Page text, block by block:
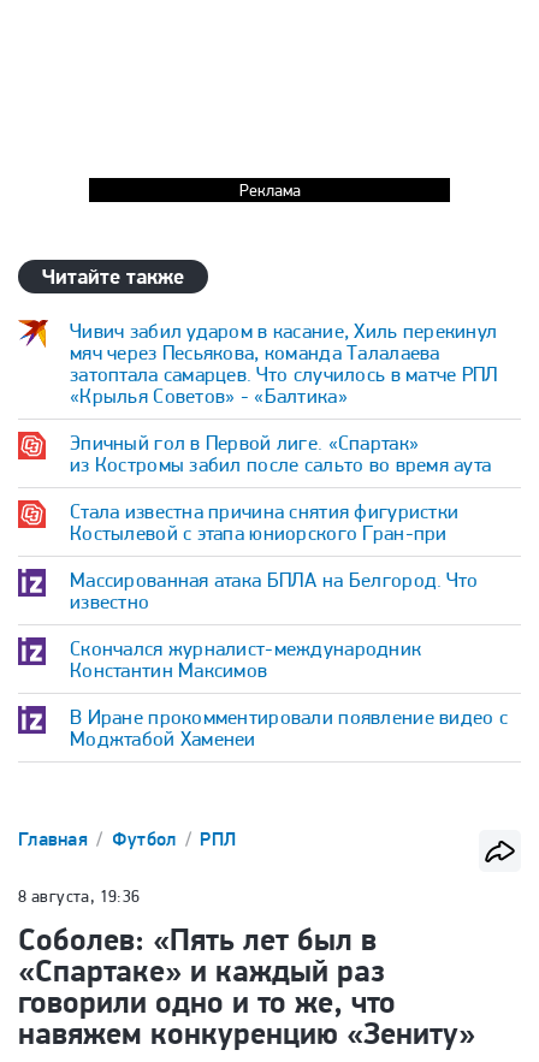
Реклама
Читайте также
Чивич забил ударом в касание, Хиль перекинул
мяч через Песьякова, команда Талалаева
затоптала самарцев. Что случилось в матче РПЛ
«Крылья Советов» - «Балтика»
Эпичный гол в Первой лиге. «Спартак»
из Костромы забил после сальто во время аута
Стала известна причина снятия фигуристки
Костылевой с этапа юниорского Гран-при
Массированная атака БПЛА на Белгород. Что
известно
Скончался журналист-международник
Константин Максимов
В Иране прокомментировали появление видео с
Моджтабой Хаменеи
Главная Футбол РПЛ
8 августа, 19:36
Соболев: «Пять лет был в
«Спартаке» и каждый раз
говорили одно и то же, что
навяжем конкуренцию «Зениту»